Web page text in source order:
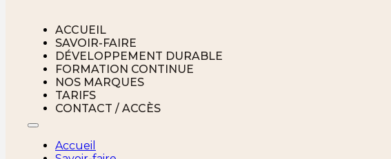
ACCUEIL
SAVOIR-FAIRE
DÉVELOPPEMENT DURABLE
FORMATION CONTINUE
NOS MARQUES
TARIFS
CONTACT / ACCÈS
Accueil